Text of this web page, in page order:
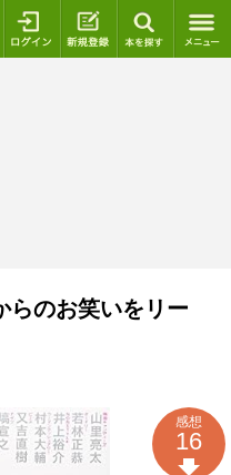
ログイン 新規登録
らのお笑いをリー
感想
16